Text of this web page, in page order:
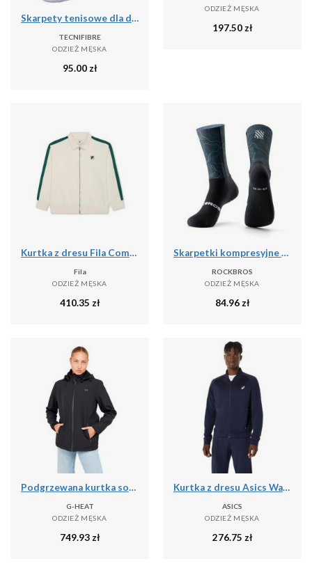
Skarpety tenisowe dla dorosłych 3pak Tecnifibre High Cut Classic Socks 3P
TECNIFIBRE
ODZIEŻ MĘSKA
95.00 zł
ODZIEŻ MĘSKA
197.50 zł
Kurtka z dresu Fila Como Relaxed
Fila
ODZIEŻ MĘSKA
410.35 zł
Skarpetki kompresyjne do jazdy na rowerze antybakteryjne oddychające
ROCKBROS
ODZIEŻ MĘSKA
84.96 zł
Podgrzewana kurtka softshell
G-HEAT
ODZIEŻ MĘSKA
749.93 zł
Kurtka z dresu Asics Warm-Up
ASICS
ODZIEŻ MĘSKA
276.75 zł